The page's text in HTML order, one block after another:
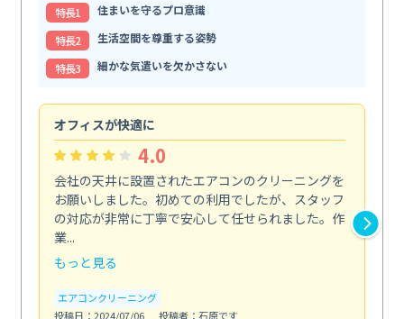
特⻑1
住まいを守るプロ意識
特⻑2
生活空間を尊重する姿勢
特⻑3
細かな気遣いを欠かさない
オフィスが快適に
4.0
会社の天井に設置されたエアコンのクリーニングを
お願いしました。初めての利用でしたが、スタッフ
の対応が非常に丁寧で安心して任せられました。作
業...
もっと見る
エアコンクリーニング
投稿日：2024/07/06
投稿者：石原です